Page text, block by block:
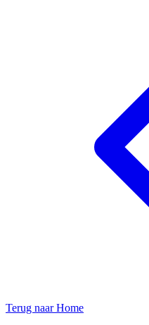
Terug naar Home